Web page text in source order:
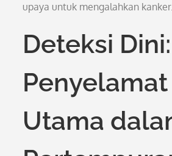
upaya untuk mengalahkan kanker.
Deteksi Dini:
Penyelamat
Utama